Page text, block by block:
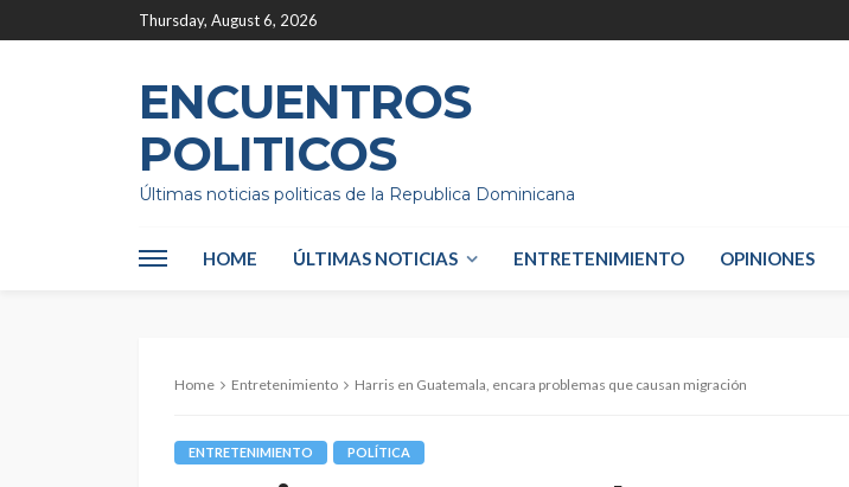
Thursday, August 6, 2026
ENCUENTROS
POLITICOS
Últimas noticias politicas de la Republica Dominicana
HOME ÚLTIMAS NOTICIAS ENTRETENIMIENTO OPINIONES
Home Entretenimiento Harris en Guatemala, encara problemas que causan migración
ENTRETENIMIENTO POLÍTICA